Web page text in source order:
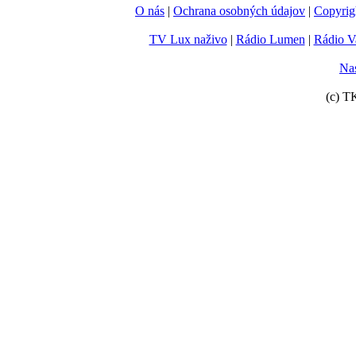
O nás | Ochrana osobných údajov |
TV Lux naživo| Rádio Lumen | Rádio
(c)